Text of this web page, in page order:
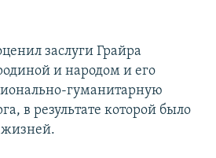
заслуги Грайра
и народом и его
гуманитарную
в результате которой было
жизней.